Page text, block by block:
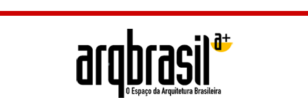
Skip to main content